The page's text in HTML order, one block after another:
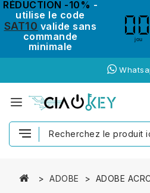
RÉDUCTION -10% -
utilise le code
SAT10 valide sans
commande
minimale
00
00
jou
ADOBE ADOBE